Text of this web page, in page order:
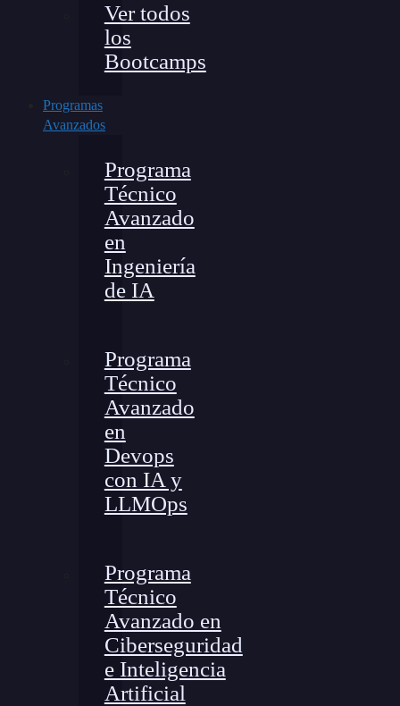
Ver todos
los
Bootcamps
Programas
Avanzados
Programa
Técnico
Avanzado
en
Ingeniería
de IA
Programa
Técnico
Avanzado
en
Devops
con IA y
LLMOps
Programa
Técnico
Avanzado en
Ciberseguridad
e Inteligencia
Artificial